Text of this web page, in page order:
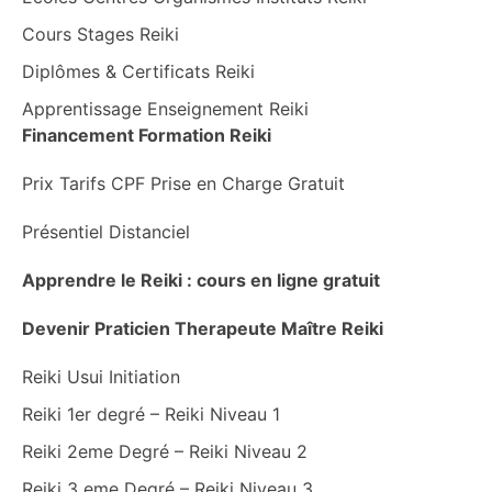
Cours Stages Reiki
Diplômes & Certificats Reiki
Apprentissage Enseignement Reiki
Financement Formation Reiki
Prix Tarifs CPF Prise en Charge Gratuit
Présentiel Distanciel
Apprendre le Reiki : cours en ligne gratuit
Devenir Praticien Therapeute Maître Reiki
Reiki Usui Initiation
Reiki 1er degré – Reiki Niveau 1
Reiki 2eme Degré – Reiki Niveau 2